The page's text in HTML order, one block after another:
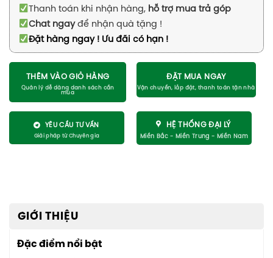
Thanh toán khi nhận hàng, hỗ trợ mua trả góp
Chat ngayđể nhận quà tặng !
Đặt hàng ngay ! Ưu đãi có hạn !
THÊM VÀO GIỎ HÀNG ĐẶT MUA NGAY
YÊU CẦU TƯ VẤN HỆ THỐNG ĐẠI LÝ
GIỚI THIỆU
Đặc điểm nổi bật